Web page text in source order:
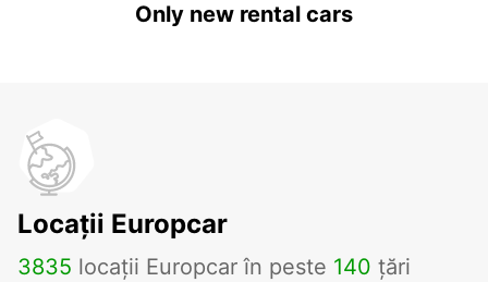
Only new rental cars
Locații Europcar
3835 locații Europcar în peste 140 țări